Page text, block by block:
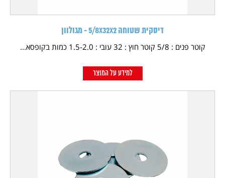
דיסקית שטוחה 5/8X32X2 - מגולוון
קוטר פנים : 5/8 קוטר חוץ : 32 עובי : 1.5-2.0 כמות בקופסא...
למידע על המוצר